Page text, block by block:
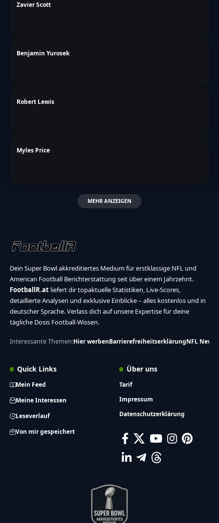
Zavier Scott
Benjamin Yurosek
Robert Lewis
Myles Price
MEHR ANZEIGEN
Dein Super Bowl akkreditiertes Medium für erstklassige NFL und
American Football Berichterstattung seit über einem Jahrzehnt.
FootballR.at liefert dir topaktuelle Statistiken, Live-Scores,
detaillierte Analysen und exklusive Einblicke – alles kostenlos und in
deutscher Sprache. Verlass dich auf unsere Expertise für deine
tägliche Dosis Football-Wissen.
Interessante Themen:Hier werbenBarrierefreiheitserklärungNFL News
Quick Links
Mein Feed
Meine Interessen
Leseverlauf
Von mir gespeichert
Über uns
Tarif
Impressum
Datenschutzerklärung